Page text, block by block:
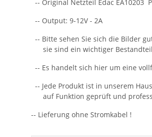
-- Original Netzteil Edac EA10203
-- Output: 9-12V - 2A
-- Bitte sehen Sie sich die Bilder
sie sind ein wichtiger
-- Es handelt sich hier um eine
-- Jede Produkt ist in unserem
auf Funktion geprüft und
-- Lieferung ohne Stromkabel !